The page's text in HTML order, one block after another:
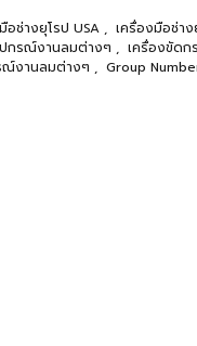
อช่างยุโรป USA , เครื่องมือช่า
กรณ์งานลมต่างๆ , เครื่องขัดก
งานลมต่างๆ , Group